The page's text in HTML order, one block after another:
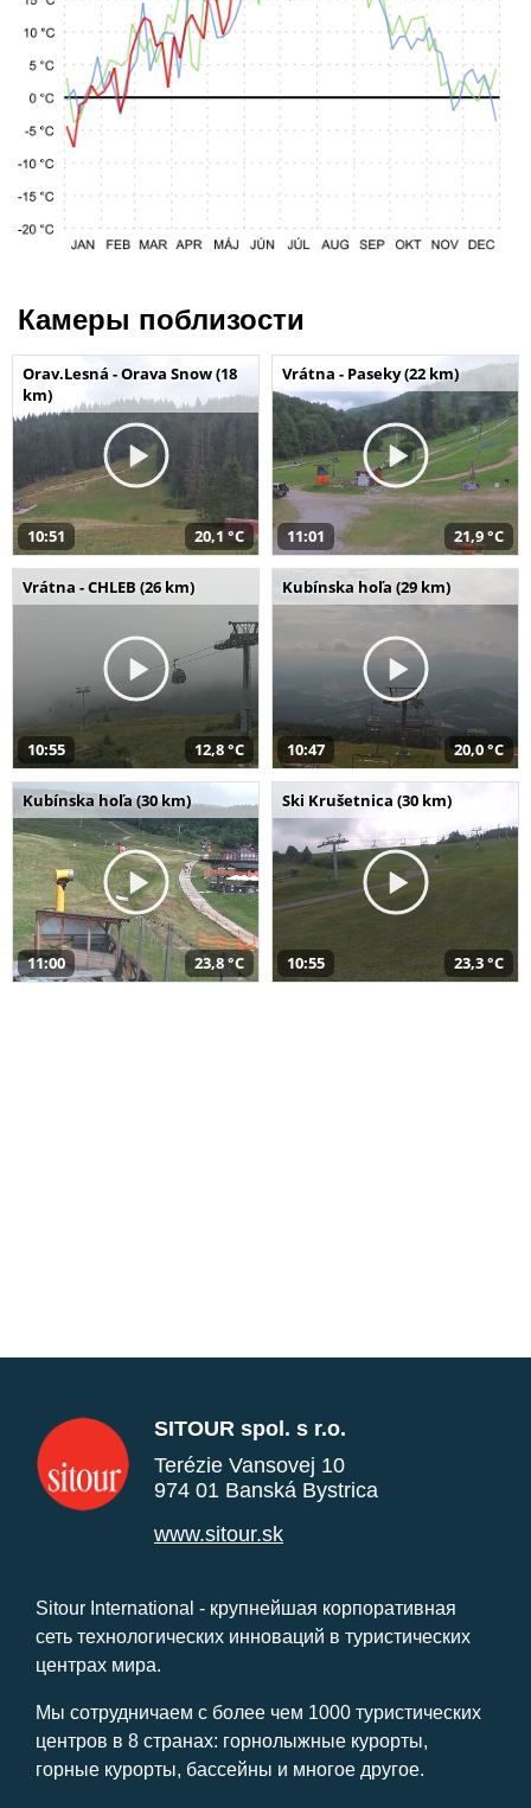
Камеры поблизости
Orav.Lesná - Orava Snow (18
km)
10:51 20,1 °C
Vrátna - Paseky (22 km)
11:01 21,9 °C
Vrátna - CHLEB (26 km)
10:55 12,8 °C
Kubínska hoľa (29 km)
10:47 20,0 °C
Kubínska hoľa (30 km)
11:00 23,8 °C
Ski Krušetnica (30 km)
10:55 23,3 °C
SITOUR spol. s r.o.
Terézie Vansovej 10
974 01 Banská Bystrica
www.sitour.sk
Sitour International - крупнейшая корпоративная
сеть технологических инноваций в туристических
центрах мира.
Мы сотрудничаем с более чем 1000 туристических
центров в 8 странах: горнолыжные курорты,
горные курорты, бассейны и многое другое.